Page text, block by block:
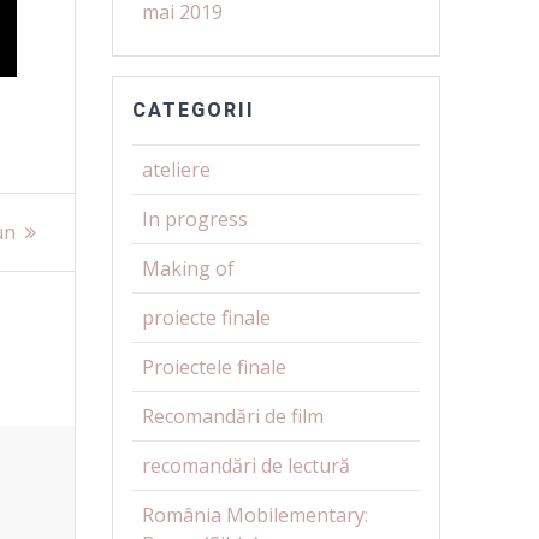
mai 2019
CATEGORII
ateliere
In progress
Making of
proiecte finale
Proiectele finale
Recomandări de film
recomandări de lectură
România Mobilementary: